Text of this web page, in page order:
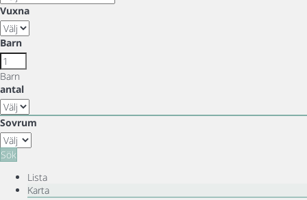
Vuxna
Barn
Barn
antal
Sovrum
Sök
Lista
Karta